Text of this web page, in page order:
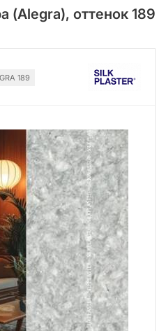
(Alegra), оттенок 189
189